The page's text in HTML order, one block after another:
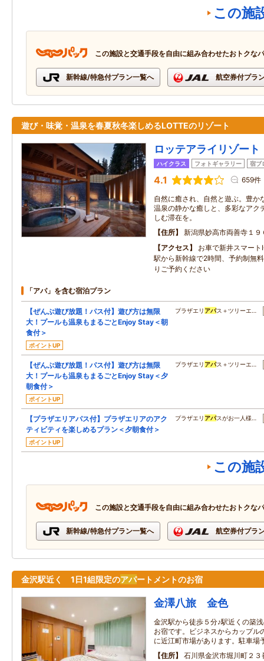
この施
この施設と交通手段を自由に組み合わせたおトクな
新幹線/特急付プラン一覧へ 航空券付プラ
遊び・味覚・温泉を春夏秋冬楽しめるLOTTEのリゾート
ロッテアライリゾート
ハイクラス フォトギャラリー 宿ブ
4.1 659件
自然に癒され、自然と遊ぶ。豊か
温泉の静かな癒しと、多彩なアク
しむ滞在を。
住所
新潟県妙高市両善寺１９
アクセス
お車で新井スマー
駅から新幹線で2時間、予約制無
りご予約ください
「アパ」を含む宿泊プラン
【ぜんぶ遊び放題！パス付】遊び方は無限
大！プールも温泉もまるごとEnjoy Stay＜朝
食付＞
ポイントUP
プラザエリ アパス＋ツリーエ…
【ぜんぶ遊び放題！パス付】遊び方は無限
大！プールも温泉もまるごとEnjoy Stay＜夕
朝食付＞
ポイントUP
プラザエリ アパス＋ツリーエ…
【プラザエリアパス付】プラザエリアのアク
ティビティを楽しめるプラン＜夕朝食付＞
ポイントUP
プラザエリ アパスがお一人様…
この施
この施設と交通手段を自由に組み合わせたおトクな
新幹線/特急付プラン一覧へ 航空券付プラ
金沢駅近く 1日1組限定のアパートメントのお宿
金澤八旅 金色
金沢駅から徒歩５分♪駅近くの築
お宿です。ビジネスからカップル
に近江町市場があります。駐車場
住所
石川県金沢市堀川町２